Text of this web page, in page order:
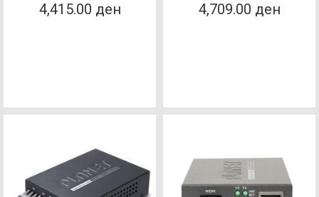
4,415.00 ден 4,709.00 ден